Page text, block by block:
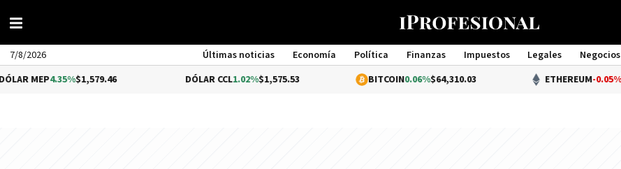
7/8/2026 Últimas noticias Economía Política Finanzas Impuestos Legales Negocios
Management
$1,579.46 1.02%$1,575.53 0.06%$64,310.03 ETHEREUM -0.05%$1,898.56